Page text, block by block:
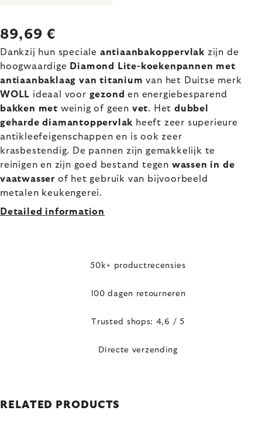
89,69 €
Dankzij hun speciale antiaanbakoppervlak zijn de
hoogwaardige Diamond Lite-koekenpannen met
antiaanbaklaag van titaniumvan het Duitse merk
WOLL ideaal voor gezond en energiebesparend
bakken met weinig of geen vet. Hetdubbel
geharde diamantoppervlak heeft zeer superieure
antikleefeigenschappen en is ook zeer
krasbestendig. De pannen zijn gemakkelijk te
reinigen en zijn goed bestand tegen wassen in de
vaatwasser of het gebruik van bijvoorbeeld
metalen keukengerei.
Detailed information
50k+ productrecensies
100 dagen retourneren
Trusted shops: 4,6 / 5
Directe verzending
RELATED PRODUCTS